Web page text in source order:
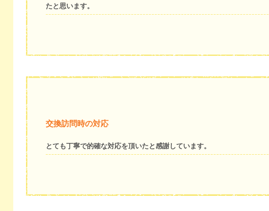
たと思います。
交換訪問時の対応
とても丁寧で的確な対応を頂いたと感謝しています。